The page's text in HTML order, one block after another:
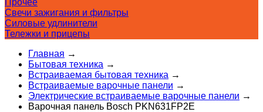
Прочее
Свечи зажигания и фильтры
Силовые удлинители
Тележки и прицепы
Главная →
Бытовая техника →
Встраиваемая бытовая техника →
Встраиваемые варочные панели →
Электрические встраиваемые варочные панели →
Варочная панель Bosch PKN631FP2E